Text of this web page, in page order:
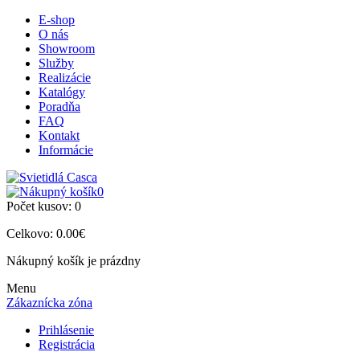
E-shop
O nás
Showroom
Služby
Realizácie
Katalógy
Poradňa
FAQ
Kontakt
Informácie
0
Počet kusov: 0
Celkovo: 0.00€
Nákupný košík je prázdny
Menu
Zákaznícka zóna
Prihlásenie
Registrácia